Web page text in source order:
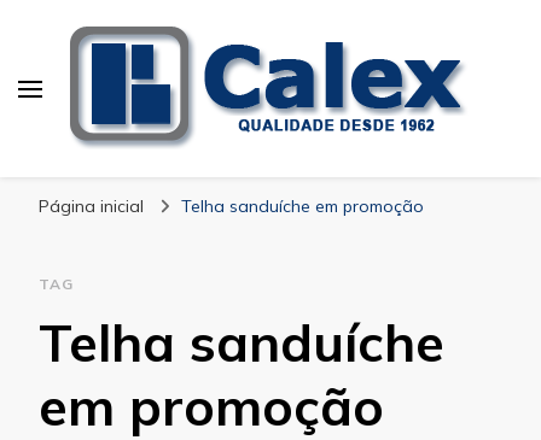
Industriais
Página inicial Telha sanduíche em promoção
TAG
Telha sanduíche
em promoção